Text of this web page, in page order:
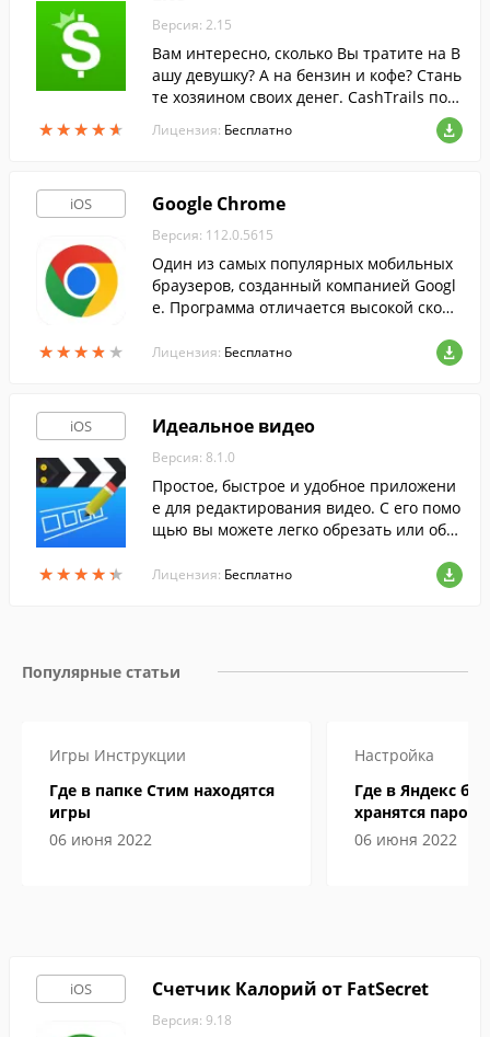
★★★★★
★★★★★
Версия: 2.15
Вам интересно, сколько Вы тратите на В
ашу девушку? А на бензин и кофе? Стань
те хозяином своих денег. CashTrails пом
Лицензия: Бесплатно
iOS
★★★★ ★
★★★★ ★
Google Chrome
Версия: 112.0.5615
Один из самых популярных мобильных
браузеров, созданный компанией Googl
e. Программа отличается высокой скоро
ей синхронизации закладок и прочих да
Лицензия: Бесплатно
iOS
★★★★★
★★★★★
Идеальное видео
Версия: 8.1.0
Простое, быстрое и удобное приложени
е для редактирования видео. С его помо
щью вы можете легко обрезать или объ
фото в видео, а так же добавить фонову
Лицензия: Бесплатно
Популярные статьи
Игры Инструкции
Где в папке Стим находятся
игры
06 июня 2022
Настройка
Где в Яндекс
хранятся пароли
06 июня 2022
iOS Счетчик Калорий от FatSecret
Версия: 9.18